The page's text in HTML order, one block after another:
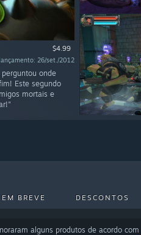
$4.99
26/set./2012
perguntou onde
Este segundo
mortais e
EM BREVE DESCONTOS
alguns produtos de acordo com